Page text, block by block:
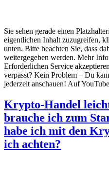
Sie sehen gerade einen
eigentlichen Inhalt zuzugreifen,
unten. Bitte beachten Sie, dass
weitergegeben werden. Mehr
Erforderlichen Service
verpasst? Kein Problem – Du
jederzeit anschauen! Auf
Krypto-Handel
brauche ich zum
habe ich mit den
ich achten?